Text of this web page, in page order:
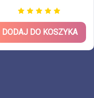
DODAJ DO KOSZYKA